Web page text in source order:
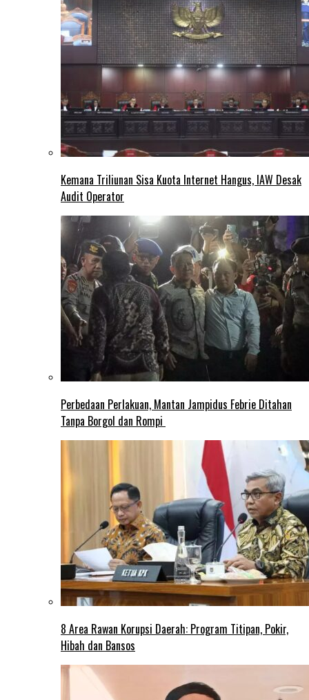
Kemana Triliunan Sisa Kuota Internet Hangus, IAW Desak
Audit Operator
Perbedaan Perlakuan, Mantan Jampidus Febrie Ditahan
Tanpa Borgol dan Rompi
8 Area Rawan Korupsi Daerah: Program Titipan, Pokir,
Hibah dan Bansos